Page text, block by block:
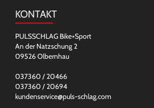
KONTAKT
PULSSCHLAG Bike+Sport
An der Natzschung 2
09526 Olbernhau
037360 / 20466
037360 / 20694
kundenservice@puls-schlag.com